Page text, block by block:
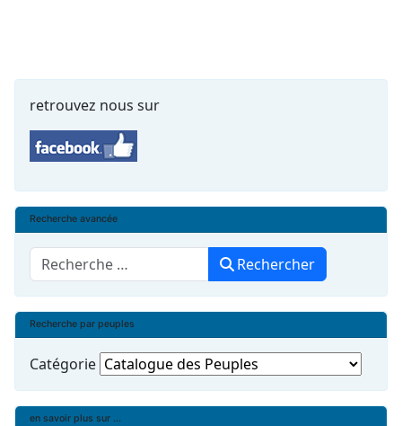
retrouvez nous sur
Recherche avancée
Rechercher Rechercher
Recherche par peuples
Catégorie
en savoir plus sur ...